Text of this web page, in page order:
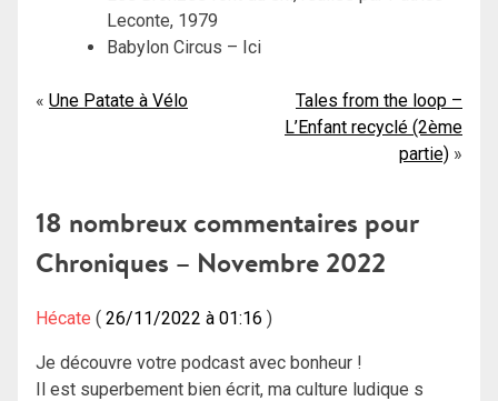
Leconte, 1979
Babylon Circus – Ici
Navigation
Une Patate à Vélo
Tales from the loop –
L’Enfant recyclé (2ème
partie)
18 nombreux commentaires pour
Chroniques – Novembre 2022
Hécate 26/11/2022 à 01:16
Je découvre votre podcast avec bonheur !
Il est superbement bien écrit, ma culture ludique s